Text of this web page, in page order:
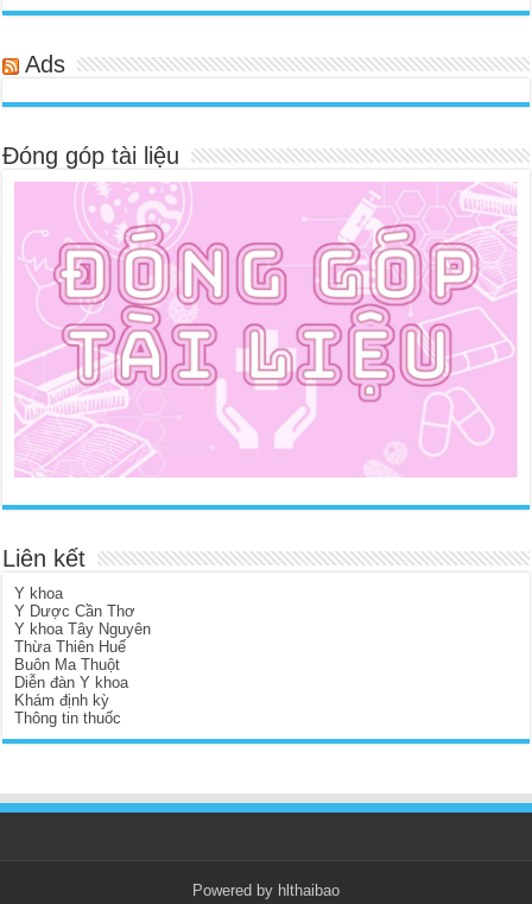
Ads
Đóng góp tài liệu
Liên kết
Y khoa
Y Dược Cần Thơ
Y khoa Tây Nguyên
Thừa Thiên Huế
Buôn Ma Thuột
Diễn đàn Y khoa
Khám định kỳ
Thông tin thuốc
Powered by hlthaibao